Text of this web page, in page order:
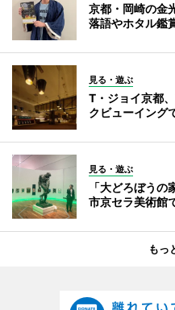
京都・岡崎の金
落語やホタル鑑
見る・遊ぶ
T・ジョイ京都
クビューイング
見る・遊ぶ
「大どろぼう
市京セラ美術館
もっ